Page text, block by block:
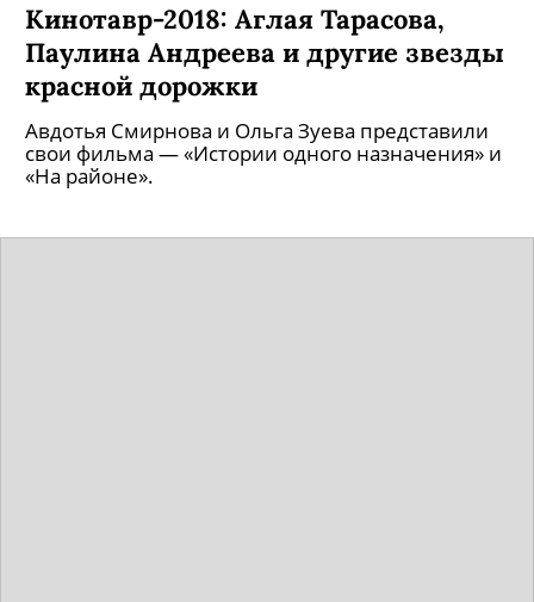
Кинотавр-2018: Аглая Тарасова,
Паулина Андреева и другие звезды
красной дорожки
Авдотья Смирнова и Ольга Зуева представили
свои фильма — «Истории одного назначения» и
«На районе».